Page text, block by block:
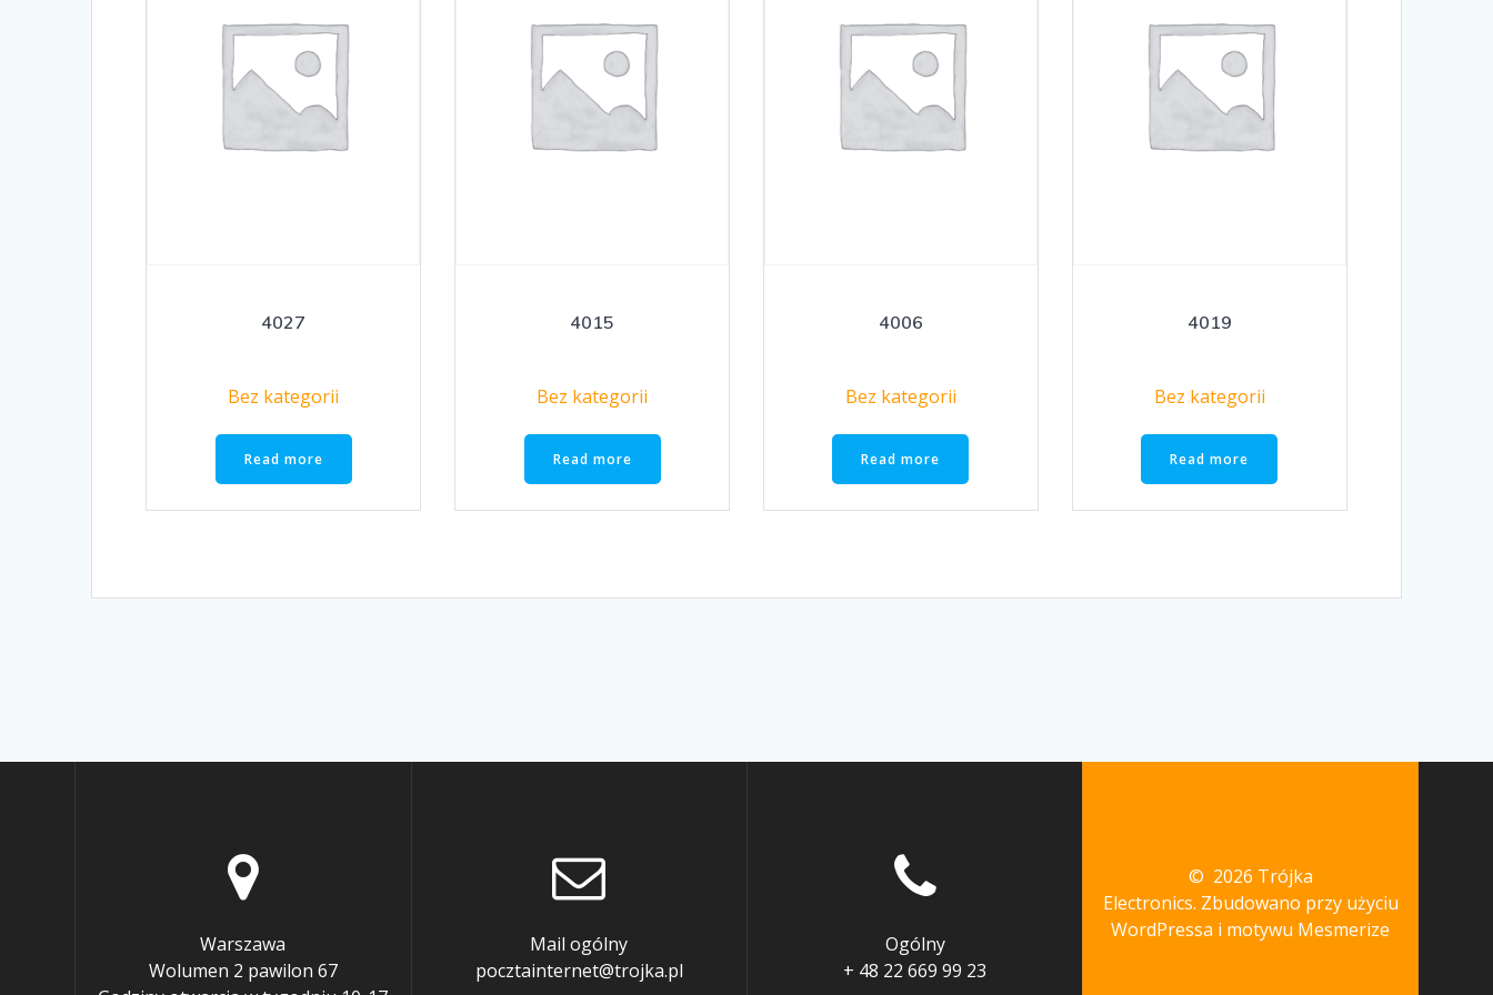
4027
Bez kategorii
Read more
4015
Bez kategorii
Read more
4006
Bez kategorii
Read more
4019
Bez kategorii
Read more
Warszawa
Wolumen 2 pawilon 67
Mail ogólny
pocztainternet@trojka.pl
Ogólny
+ 48 22 669 99 23
© 2026 Trójka
Electronics. Zbudowano przy użyciu
WordPressa i motywu Mesmerize